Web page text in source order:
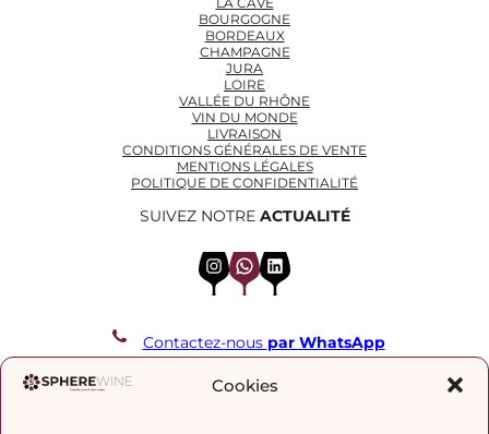
Cookies
BOURGOGNE
BORDEAUX
CHAMPAGNE
JURA
LOIRE
VALLÉE DU RHÔNE
VIN DU MONDE
LIVRAISON
CONDITIONS GÉNÉRALES DE VENTE
MENTIONS LÉGALES
POLITIQUE DE CONFIDENTIALITÉ
SUIVEZ NOTRE ACTUALITÉ
InstagramWhatsApp LinkedIn
Contactez-nous par WhatsApp
REJOIGNEZ NOTRE LISTE DE DIFFUSION